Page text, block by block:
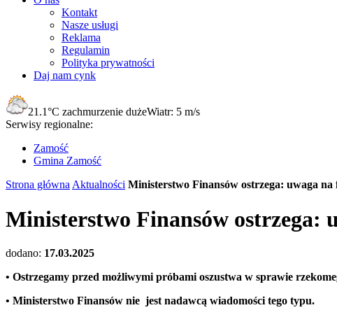
Kontakt
Nasze usługi
Reklama
Regulamin
Polityka prywatności
Daj nam cynk
21.1°C zachmurzenie dużeWiatr: 5 m/s
Serwisy regionalne:
Zamość
Gmina Zamość
Strona główna Aktualności Ministerstwo Finansów ostrzega: uwaga na
Ministerstwo Finansów ostrzega:
dodano: 17.03.2025
• Ostrzegamy przed możliwymi próbami oszustwa w sprawie
• Ministerstwo Finansów nie jest nadawcą wiadomości tego typu.